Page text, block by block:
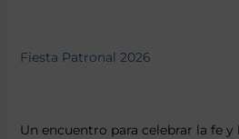
Fiesta Patronal 2026
Un encuentro para celebrar la fe y